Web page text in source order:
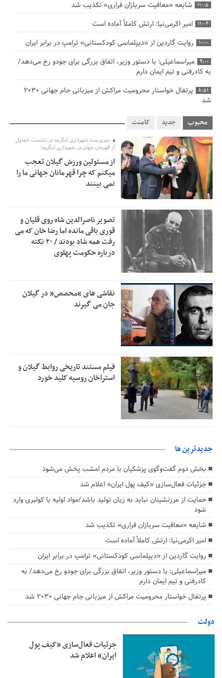
11:05 شایعه «معافیت سربازان فراری» تکذیب شد
11:04 امیر اکرمی‌نیا: ارتش کاملاً آماده است
10:00 روایت گاردین از «دیپلماسی کودکستانی» ترامپ در برابر ایران
9:00
میراسماعیلی: با دستور وزیر، اتفاق بزرگی برای جودو رخ می‌دهد/
به کادرفنی و تیم ایمان دارم
8:51
پرتغال خواستار محرومیت مراکش از میزبانی جام جهانی ۲۰۳۰
شد
8:41 فریدون جیرانی: اکبر عبدی حیف شد
0:58
تسهیلات اشتغالزایی در اختیار نهادهای حمایتی باید براساس
اولویت‌های گیلان پرداخت شود
2:53
زمان جلسه سرنوشت‌ساز هیات رئیسه فدراسیون فوتبال با حضور
قلعه‌نویی مشخص شد
2:50
دفتر رهبر انقلاب: مطالب خارج از مراجع رسمی فاقد سندیت
2:46
بقائی: فضای مذاکرات فنی و سیاسی ایران و عمان درباره تنگه
هرمز، مثبت است
1:30
رئیس سازمان جهاد کشاورزی استان: کشاورزان گیلان نسبت به
دریافت یارانه کود اقدام کنند
1:00 تمدید مهلت اظهارنامه‌های مالیاتی سال ۱۴۰۴ تا پایان شهریورماه
محبوب جدید کامنت
سرپرست شهرداری لنگرود در نشست تجلیل
از قهرمان جهان در شهرداری لنگرود:
از مسئولین ورزش گیلان تعجب
میکنم که چرا قهرمانان جهانی ما را
نمی بینند
تصویر ناصرالدین شاه روی قلیان و
قوری باقی مانده اما رضا خان که می
رفت همه شاد بودند / ۲۰ نکته
درباره حکومت پهلوی
نقاشی های “محصص” در گیلان
جان می گیرند
فیلم مستند تاریخی روابط گیلان و
استراخان روسیه کلید خورد
جديدترين ها
بخش دوم گفت‌وگوی پزشکیان با مردم امشب پخش می‌شود
جزئیات فعال‌سازی «کیف پول ایران» اعلام شد
حمایت از مرزنشینان نباید به زیان تولید باشد/مواد اولیه با کولبری وارد
شود
شایعه «معافیت سربازان فراری» تکذیب شد
امیر اکرمی‌نیا: ارتش کاملاً آماده است
روایت گاردین از «دیپلماسی کودکستانی» ترامپ در برابر ایران
میراسماعیلی: با دستور وزیر، اتفاق بزرگی برای جودو رخ می‌دهد/ به
کادرفنی و تیم ایمان دارم
پرتغال خواستار محرومیت مراکش از میزبانی جام جهانی ۲۰۳۰ شد
دولت
جزئیات فعال‌سازی «کیف پول
ایران» اعلام شد